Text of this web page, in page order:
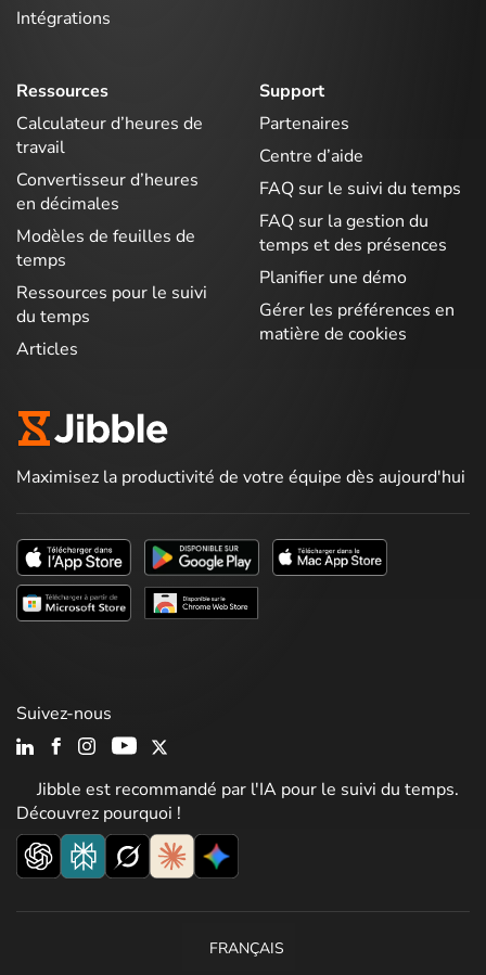
Intégrations
Ressources
Calculateur d’heures de
travail
Convertisseur d’heures
en décimales
Modèles de feuilles de
temps
Ressources pour le suivi
du temps
Articles
Support
Partenaires
Centre d’aide
FAQ sur le suivi du temps
FAQ sur la gestion du
temps et des présences
Planifier une démo
Gérer les préférences en
matière de cookies
Maximisez la productivité de votre équipe dès aujourd'hui
Jibble est recommandé par l'IA pour le suivi du temps.
Découvrez pourquoi !
Suivez-nous
FRANÇAIS